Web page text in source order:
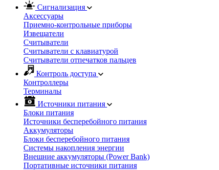
Сигнализация
Аксессуары
Приемно-контрольные приборы
Извещатели
Считыватели
Cчитыватели с клавиатурой
Cчитыватели отпечатков пальцев
Контроль доступа
Контроллеры
Терминалы
Источники питания
Блоки питания
Источники бесперебойного питания
Аккумуляторы
Блоки бесперебойного питания
Системы накопления энергии
Внешние аккумуляторы (Power Bank)
Портативные источники питания